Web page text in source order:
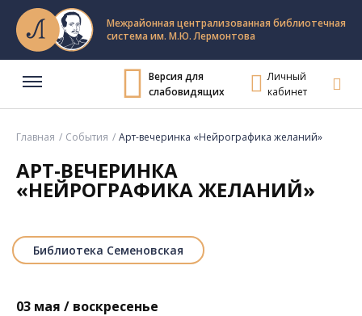
Межрайонная централизованная библиотечная
система им. М.Ю. Лермонтова
Версия для
слабовидящих
Личный
кабинет
Главная События Арт-вечеринка «Нейрографика желаний»
АРТ-ВЕЧЕРИНКА
«НЕЙРОГРАФИКА ЖЕЛАНИЙ»
Библиотека Семеновская
03 мая / воскресенье